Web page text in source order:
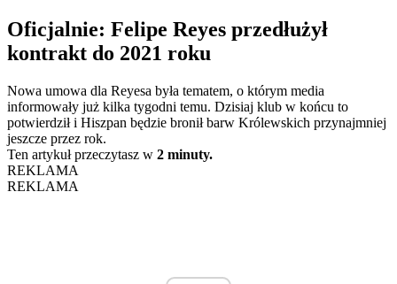
Oficjalnie: Felipe Reyes przedłużył
kontrakt do 2021 roku
Nowa umowa dla Reyesa była tematem, o którym media
informowały już kilka tygodni temu. Dzisiaj klub w końcu to
potwierdził i Hiszpan będzie bronił barw Królewskich przynajmniej
jeszcze przez rok.
Ten artykuł przeczytasz w 2 minuty.
REKLAMA
REKLAMA